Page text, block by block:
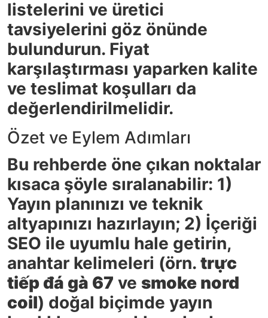
listelerini ve üretici
tavsiyelerini göz önünde
bulundurun. Fiyat
karşılaştırması yaparken kalite
ve teslimat koşulları da
değerlendirilmelidir.
Özet ve Eylem Adımları
Bu rehberde öne çıkan noktalar
kısaca şöyle sıralanabilir: 1)
Yayın planınızı ve teknik
altyapınızı hazırlayın; 2) İçeriği
SEO ile uyumlu hale getirin,
anahtar kelimeleri (örn. trực
tiếp đá gà 67 ve smoke nord
coil) doğal biçimde yayın